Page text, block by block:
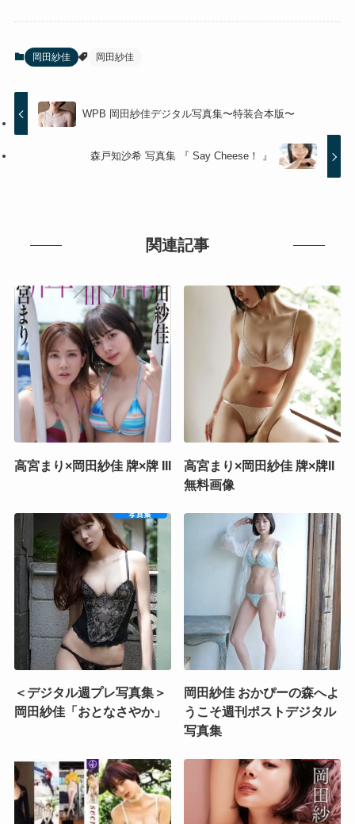
岡田紗佳 岡田紗佳
WPB 岡田紗佳デジタル写真集〜特装合本版〜
森戸知沙希 写真集 『 Say Cheese！ 』
関連記事
高宮まり×岡田紗佳 牌×牌 III
高宮まり×岡田紗佳 牌×牌II
無料画像
＜デジタル週プレ写真集＞
岡田紗佳「おとなさやか」
岡田紗佳 おかぴーの森へよ
うこそ週刊ポストデジタル
写真集